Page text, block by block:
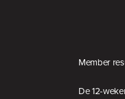
Member
De 12-